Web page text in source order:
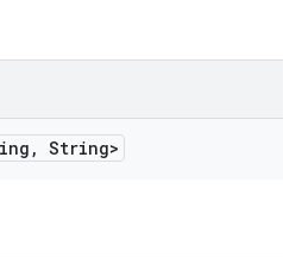
, String>